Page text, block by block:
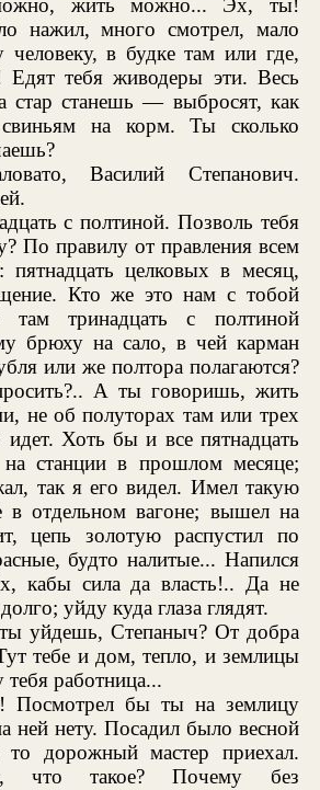
жить можно... Эх, ты!
нажил, много смотрел, мало
человеку, в будке там или где,
Едят тебя живодеры эти. Весь
стар станешь — выбросят, как
на корм. Ты сколько
Василий Степанович.
с полтиной. Позволь тебя
По правилу от правления всем
пятнадцать целковых в месяц,
Кто же это нам с тобой
там тринадцать с полтиной
брюху на сало, в чей карман
или же полтора полагаются?
А ты говоришь, жить
не об полуторах там или трех
идет. Хоть бы и все пятнадцать
станции в прошлом месяце;
так я его видел. Имел такую
в отдельном вагоне; вышел на
цепь золотую распустил по
будто налитые... Напился
кабы сила да власть!.. Да не
уйду куда глаза глядят.
уйдешь, Степаныч? От добра
тебе и дом, тепло, и землицы
работница...
бы ты на землицу
ней нету. Посадил было весной
то дорожный мастер приехал.
что такое? Почему без